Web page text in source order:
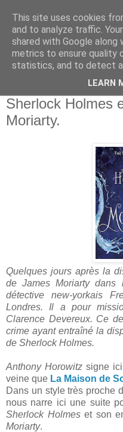
Sherlock Holmes
Moriarty.
Quelques jours après la
de James Moriarty dans
détective new-yorkais
Londres. Il a pour
Clarence Devereux. Ce
crime ayant entraîné la
de Sherlock Holmes.
Anthony Horowitz signe
veine que La Maison de
Dans un style très proche
nous narre ici une suite
Sherlock Holmeset son
Moriarty.
This site uses cookies
and to analyze traffic.
shared with Google
metrics to ensure quality
statistics, and to detect
LEARN